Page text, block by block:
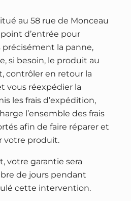
au 58 rue de Monceau
d’entrée pour
la panne,
si besoin, le produit au
contrôler en retour la
vous réexpédier la
les frais d’expédition,
l’ensemble des frais
afin de faire réparer et
votre produit.
votre garantie sera
de jours pendant
cette intervention.